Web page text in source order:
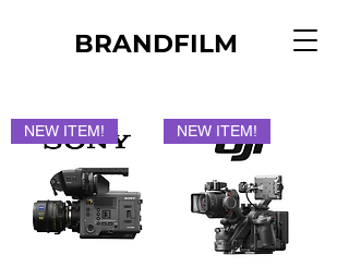
BRANDFILM
NEW ITEM! NEW ITEM!